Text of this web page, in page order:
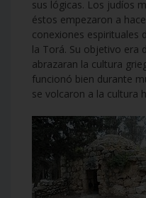
sus lógicas. Los judíos
éstos empezaron a
conexiones espirituales
la Torá. Su objetivo era
abrazaran la cultura
funcionó bien durante
se volcaron a la cultura